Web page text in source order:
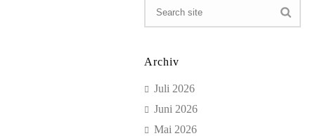
Archiv
Juli 2026
Juni 2026
Mai 2026